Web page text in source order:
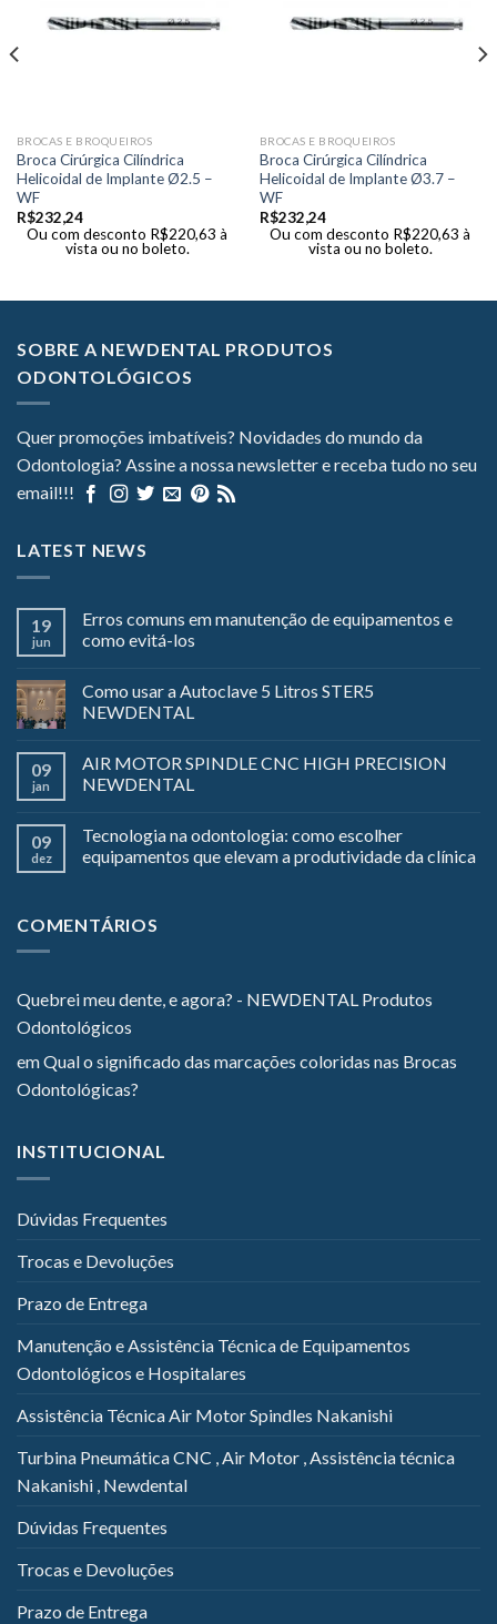
BROCAS E BROQUEIROS
Broca Cirúrgica Cilíndrica
Helicoidal de Implante Ø2.5 –
WF
R$232,24
Ou com desconto R$220,63 à
vista ou no boleto.
BROCAS E BROQUEIROS
Broca Cirúrgica Cilíndrica
Helicoidal de Implante Ø3.7 –
WF
R$232,24
Ou com desconto R$220,63 à
vista ou no boleto.
SOBRE A NEWDENTAL PRODUTOS
ODONTOLÓGICOS
Quer promoções imbatíveis? Novidades do mundo da
Odontologia? Assine a nossa newsletter e receba tudo no seu
email!!!
LATEST NEWS
19
jun
Erros comuns em manutenção de equipamentos e
como evitá-los
Como usar a Autoclave 5 Litros STER5
NEWDENTAL
09
jan
AIR MOTOR SPINDLE CNC HIGH PRECISION
NEWDENTAL
09
dez
Tecnologia na odontologia: como escolher
equipamentos que elevam a produtividade da clínica
COMENTÁRIOS
Quebrei meu dente, e agora? - NEWDENTAL Produtos
Odontológicos
emQual o significado das marcações coloridas nas Brocas
Odontológicas?
INSTITUCIONAL
Dúvidas Frequentes
Trocas e Devoluções
Prazo de Entrega
Manutenção e Assistência Técnica de Equipamentos
Odontológicos e Hospitalares
Assistência Técnica Air Motor Spindles Nakanishi
Turbina Pneumática CNC , Air Motor , Assistência técnica
Nakanishi , Newdental
Dúvidas Frequentes
Trocas e Devoluções
Prazo de Entrega